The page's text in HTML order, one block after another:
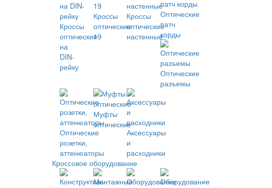
Кроссы
оптические
на
DIN-
рейку
Кроссы
оптические
19
Кроссы
оптические
настенные
Оптические
патч
корды
Оптические
разъемы
Оптические
розетки,
аттенюаторы
Муфты
оптические
Аксессуары
и
расходники
Кроссовое оборудование